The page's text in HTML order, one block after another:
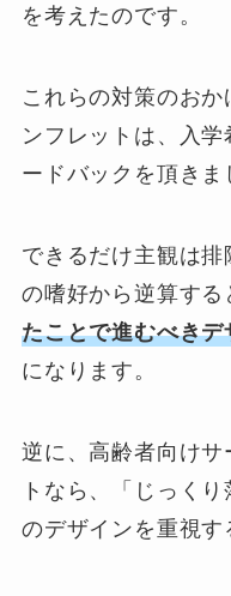
を考えたのです。
これらの対策のお
ンフレットは、入
ードバックを頂きま
できるだけ主観は
の嗜好から逆算する
たことで進むべき
になります。
逆に、高齢者向けサ
トなら、「じっく
のデザインを重視す